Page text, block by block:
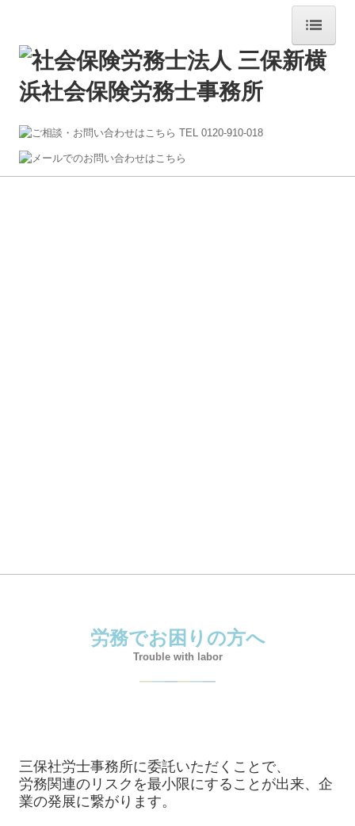
トップページ
当事務所について
料金について
労務でお困りの方へ
Trouble with labor
――――――
三保社労士事務所に委託いただくことで、
労務関連のリスクを最小限にすることが出来、企
業の発展に繋がります。